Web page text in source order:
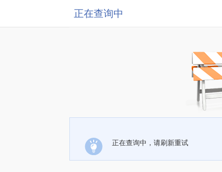
正在查询中
正在查询中，请刷新重试